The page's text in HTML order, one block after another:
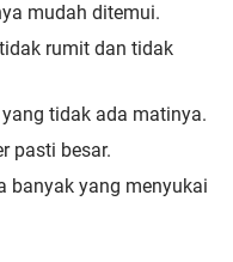
mudah ditemui.
rumit dan tidak
tidak ada matinya.
pasti besar.
banyak yang menyukai